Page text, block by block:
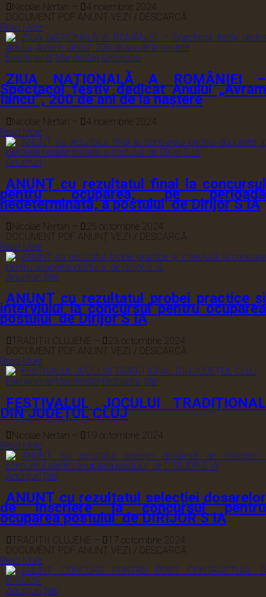
Nicolae Nertan
4 noiembrie 2024
DOCUMENT PDF ANUNȚ VEZI / DESCARCĂ
Read More
Evenimente Manifestări Orchestra
ZIUA NAȚIONALĂ A ROMÂNIEI –
Spectacol festiv dedicat Anului „Avram
Iancu”, 200 de ani de la naștere
Nicolae Nertan
4 noiembrie 2024
Read More
Anunțuri
ANUNȚ cu rezultatul final la concursul
pentru ocuparea, pe perioadă
nedeterminată, a postului de Dirijor S IA
Nicolae Nertan
25 octombrie 2024
DOCUMENT PDF ANUNȚ VEZI / DESCARCĂ
Read More
Anunțuri Știri
ANUNŢ cu rezultatul probei practice și
interviului la concursul pentru ocuparea
postului de Dirijor S IA
TRADIȚII CLUJENE
23 octombrie 2024
DOCUMENT PDF ANUNȚ VEZI / DESCARCĂ
Read More
Evenimente Manifestări Orchestra Știri
FESTIVALUL JOCULUI TRADIȚIONAL
DIN JUDEȚUL CLUJ
Nicolae Nertan
19 octombrie 2024
Read More
Anunțuri Știri
ANUNȚ cu rezultatul selecției dosarelor
de înscriere la concursul pentru
ocuparea postului de DIRIJOR S IA
TRADIȚII CLUJENE
17 octombrie 2024
DOCUMENT PDF ANUNȚ VEZI / DESCARCĂ
Read More
Anunțuri Știri